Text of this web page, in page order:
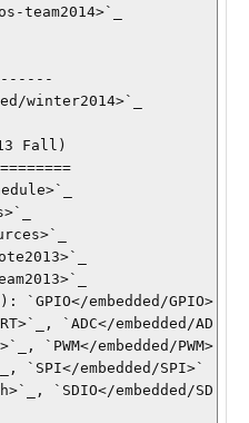
team2014>`_
winter2014>`_
Fall)
`GPIO</embedded/GPIO>
`ADC</embedded/AD
`PWM</embedded/PWM>
`SPI</embedded/SPI>`
`SDIO</embedded/SD